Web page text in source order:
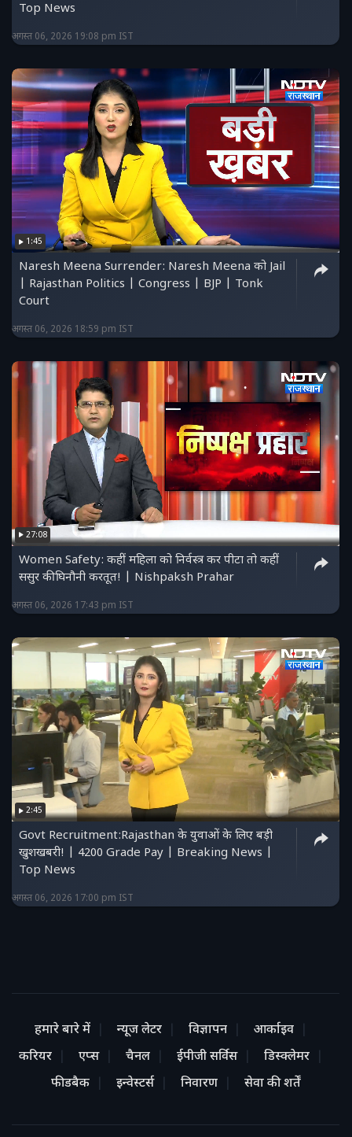
Top News
अगस्त 06, 2026 19:08 pm IST
1:45
Naresh Meena Surrender: Naresh Meena को Jail
| Rajasthan Politics | Congress | BJP | Tonk
Court
अगस्त 06, 2026 18:59 pm IST
27:08
Women Safety: कहीं महिला को निर्वस्त्र कर पीटा तो कहीं
ससुर की घिनौनी करतूत! | Nishpaksh Prahar
अगस्त 06, 2026 17:43 pm IST
2:45
Govt Recruitment:Rajasthan के युवाओं के लिए बड़ी
खुशखबरी! | 4200 Grade Pay | Breaking News |
Top News
अगस्त 06, 2026 17:00 pm IST
हमारे बारे में न्यूज लेटर विज्ञापन
आर्काइव
करियर
एप्स चैनल ईपीजी सर्विस
डिस्क्लेमर
फीडबैक
इन्वेस्टर्स निवारण सेवा की शर्तें